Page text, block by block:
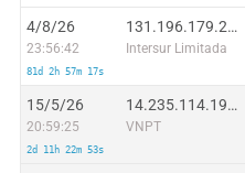
4/8/26
23:56:42
81d 2h 57m 17s
131.196.179.224:58683
Intersur Limitada
15/5/26
20:59:25
2d 11h 22m 53s
14.235.114.190:44456
VNPT